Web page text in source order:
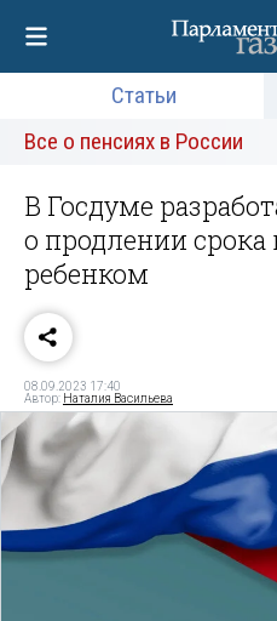
Статьи
Все о пенсиях в России
В Госдуме
о продлении срока
ребенком
08.09.2023 17:40
Автор: Наталия Васильева